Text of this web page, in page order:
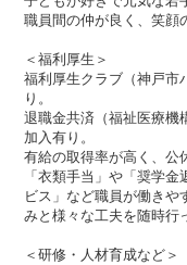
職員間の仲が良く、笑顔
＜福利厚生＞
福利厚生クラブ（神戸市
り。
退職金共済（福祉医療機
加入有り。
有給の取得率が高く、公
「衣類手当」や「奨学
ビス」など職員が働きや
みと様々な工夫を随時行
＜研修・人材育成など＞